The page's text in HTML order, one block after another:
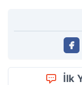
İlk